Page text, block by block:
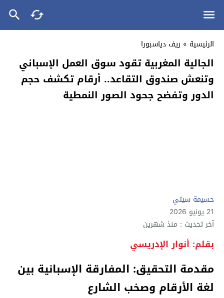
الرئيسية » ريف دياسبورا
الجالية المغربية تقود سوق العمل الإسباني
وتنعش صندوق التقاعد.. أرقام تكشف حجم
الدور وتفضح جحود الصور النمطية
حسيمة سيتي
21 يونيو 2026
آخر تحديث : منذ شهرين
بقلم: أنوار الإدريسي
مقدمة التحقيق: المفارقة الإسبانية بين
لغة الأرقام وصخب الشارع